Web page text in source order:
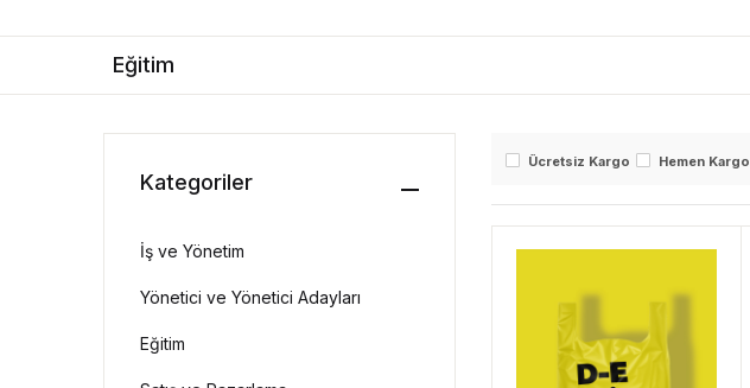
Eğitim
Ücretsiz Kargo Hemen Kargo
Kategoriler
İş ve Yönetim
Yönetici ve Yönetici Adayları
Eğitim